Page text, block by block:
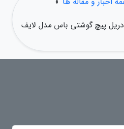
28 عددی دریل پیچ گوشتی باس مدل لایف